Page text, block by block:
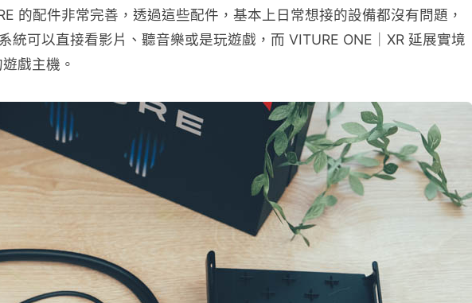
的配件非常完善，透過這些配件，基本上日常想接的設備都沒有問題，
可以直接看影片、聽音樂或是玩遊戲，而 VITURE ONE｜XR 延展實境
戲主機。